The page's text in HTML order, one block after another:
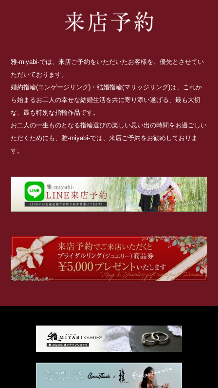
雅-miyabi-では、来店ご予約をいただいたお客様を、優先とさせてい
ただいております。
婚約指輪(エンゲージリング)・結婚指輪(マリッジリング)は、これか
ら始まるお二人の幸せな結婚生活を共に寄り添い遂げる、最も大切
な、最も特別な指輪作品です。
お二人の一生ものとなる指輪選びの楽しい思い出の時間をお過ごしい
ただくためにも、雅-miyabi-では、来店ご予約をお勧めしておりま
す。